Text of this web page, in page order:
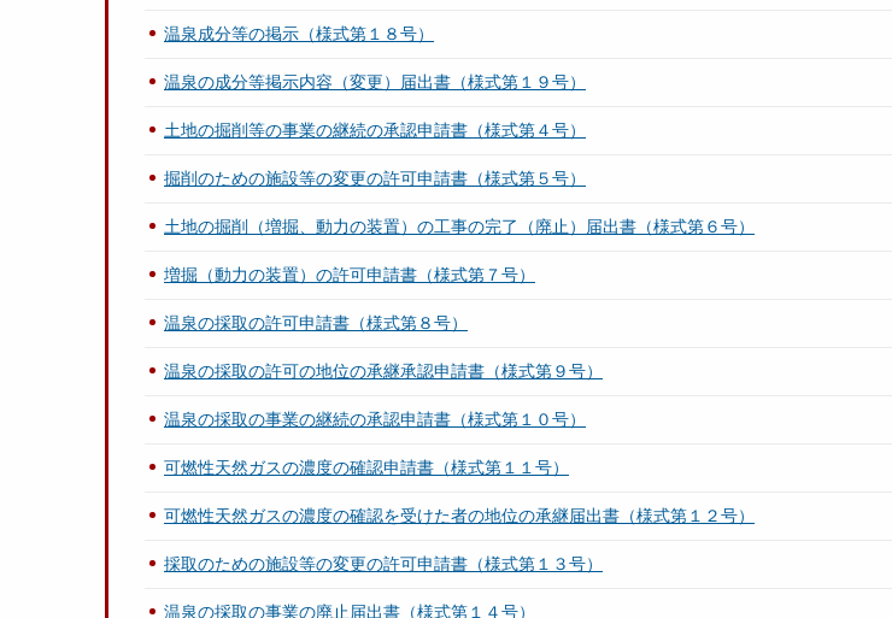
温泉成分等の掲示（様式第１８号）
温泉の成分等掲示内容（変更）届出書（様式第１９号）
土地の掘削等の事業の継続の承認申請書（様式第４号）
掘削のための施設等の変更の許可申請書（様式第５号）
土地の掘削（増掘、動力の装置）の工事の完了（廃止）届出書（様式第６号）
増掘（動力の装置）の許可申請書（様式第７号）
温泉の採取の許可申請書（様式第８号）
温泉の採取の許可の地位の承継承認申請書（様式第９号）
温泉の採取の事業の継続の承認申請書（様式第１０号）
可燃性天然ガスの濃度の確認申請書（様式第１１号）
可燃性天然ガスの濃度の確認を受けた者の地位の承継届出書（様式第１２号）
採取のための施設等の変更の許可申請書（様式第１３号）
温泉の採取の事業の廃止届出書（様式第１４号）